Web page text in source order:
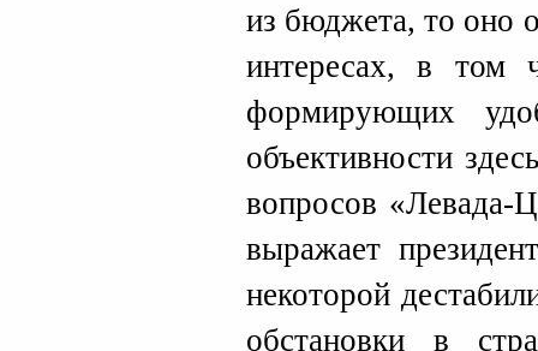
из бюджета, то оно
интересах, в том
формирующих
объективности
вопросов «Левада-
выражает
некоторой
обстановки в